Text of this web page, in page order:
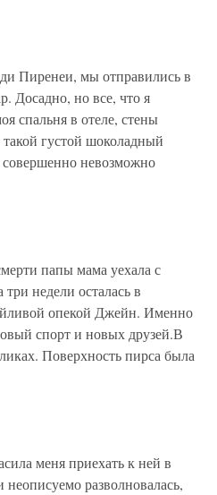
Пиренеи, мы отправились в
Досадно, но все, что я
спальня в отеле, стены
густой шоколадный
невозможно
папы мама уехала с
недели осталась в
опекой Джейн. Именно
спорт и новых друзей.В
Поверхность пирса была
меня приехать к ней в
разволновалась,